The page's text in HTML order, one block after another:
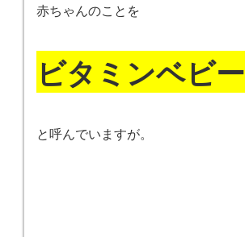
赤ちゃんのことを
ビタミンベビー
と呼んでいますが。